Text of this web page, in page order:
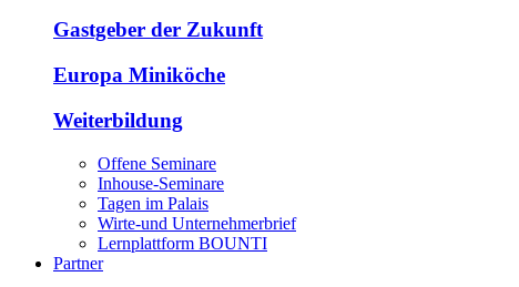
Gastgeber der Zukunft
Europa Miniköche
Weiterbildung
Offene Seminare
Inhouse-Seminare
Tagen im Palais
Wirte-und Unternehmerbrief
Lernplattform BOUNTI
Partner